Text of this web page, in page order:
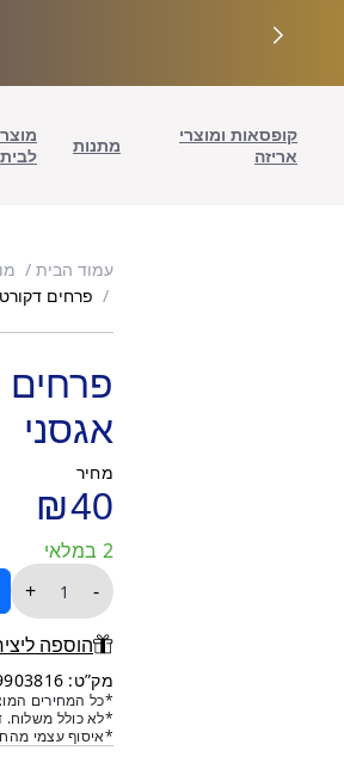
קופסאות ומוצרי
אריזה
מתנות
לבית
עמוד הבית
פרחים
פרחים
אגסני
מחיר
₪40
2 במלאי
-
כמות
פרחים
דקורטיביים
במראה
טבעי
-
+
הוספה
מק”ט: 9903816
*כל המחירים
*לא כולל משלוח.
*איסוף עצמי